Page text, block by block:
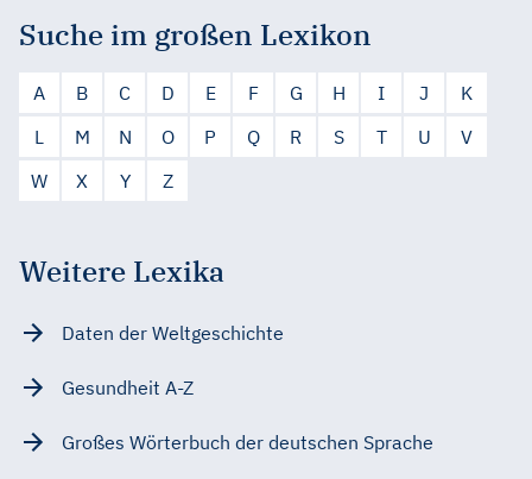
Suche im großen Lexikon
A B C D E F G H I J
K
L
M N O P Q R S T U
V
W
X Y Z
Weitere Lexika
Daten der Weltgeschichte
Gesundheit A-Z
Großes Wörterbuch der deutschen Sprache